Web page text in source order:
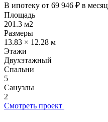
В ипотеку от 69 946 ₽ в месяц
Площадь
201.3 м2
Размеры
13.83 × 12.28 м
Этажи
Двухэтажный
Спальни
5
Санузлы
2
Смотреть проект